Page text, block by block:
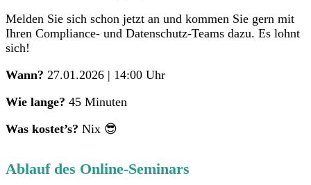
Melden Sie sich schon jetzt an und kommen Sie gern mit
Ihren Compliance- und Datenschutz-Teams dazu. Es lohnt
sich!
Wann? 27.01.2026 | 14:00 Uhr
Wie lange? 45 Minuten
Was kostet’s? Nix 😎
Ablauf des Online-Seminars